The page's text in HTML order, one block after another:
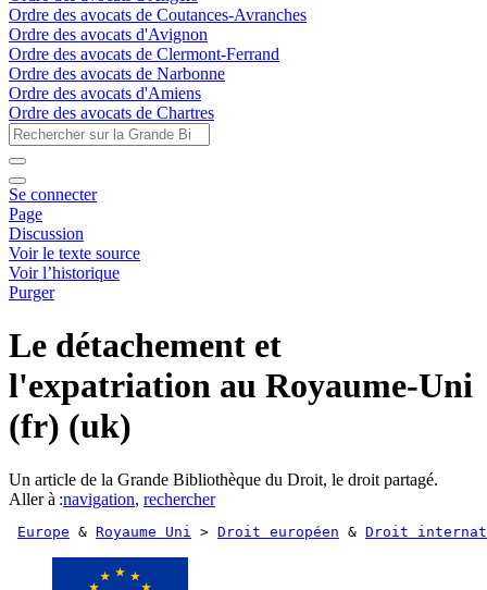
Ordre des avocats de Coutances-Avranches
Ordre des avocats d'Avignon
Ordre des avocats de Clermont-Ferrand
Ordre des avocats de Narbonne
Ordre des avocats d'Amiens
Ordre des avocats de Chartres
Se connecter
Page
Discussion
Voir le texte source
Voir l’historique
Purger
Le détachement et
l'expatriation au Royaume-Uni
(fr) (uk)
Un article de la Grande Bibliothèque du Droit, le droit partagé.
Aller à :navigation, rechercher
Europe & Royaume Uni > Droit européen & Droit